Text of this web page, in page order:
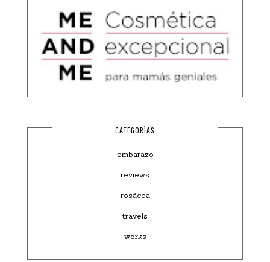
CATEGORÍAS
embarazo
reviews
rosácea
travels
works